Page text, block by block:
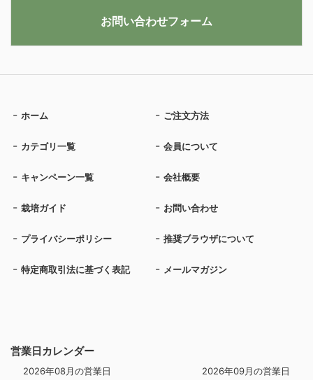
営業日カレンダー
2026年08月の営業日 2026年09月の営業日
ホーム ご注文方法
カテゴリ一覧 会員について
キャンペーン一覧 会社概要
栽培ガイド お問い合わせ
プライバシーポリシー 推奨ブラウザについて
特定商取引法に基づく表記 メールマガジン
お問い合わせフォーム